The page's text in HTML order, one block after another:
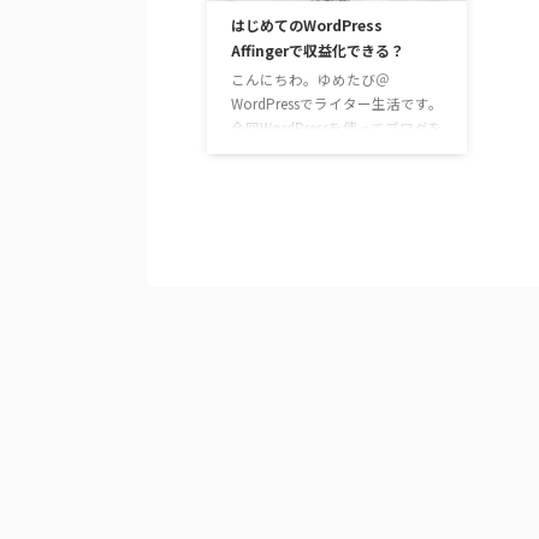
みで、ブロ友も出来やすく「楽
しく♪」ブログが出来ました。
コメントでのやり取りも多かっ
たし、実際仲良くなって、今で
もご飯行く子も出来た。 ブロガ
ー案件もかなり …
はじめてのWordPress
Affingerで収益化できる？
こんにちわ。ゆめたび＠
WordPressでライター生活です。
今回WordPressを使ってブログを